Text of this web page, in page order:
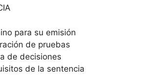
para su emisión
de pruebas
de decisiones
de la sentencia